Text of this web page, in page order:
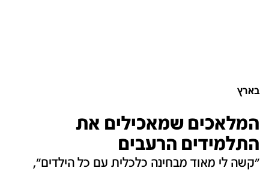
בארץ
המלאכים שמאכילים את
התלמידים הרעבים
"קשה לי מאוד מבחינה כלכלית עם כל הילדים",